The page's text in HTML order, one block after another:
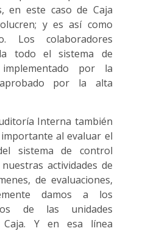
en este caso de Caja
y es así como
Los colaboradores
todo el sistema de
por la
por la alta
Interna también
al evaluar el
sistema de control
actividades de
de evaluaciones,
damos a los
de las unidades
Y en esa línea